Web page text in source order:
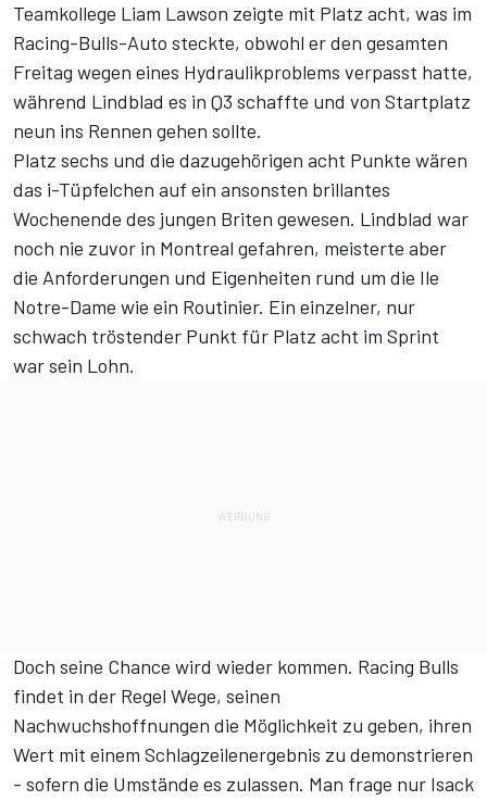
Teamkollege Liam Lawson zeigte mit Platz acht, was im
Racing-Bulls-Auto steckte, obwohl er den gesamten
Freitag wegen eines Hydraulikproblems verpasst hatte,
während Lindblad es in Q3 schaffte und von Startplatz
neun ins Rennen gehen sollte.
Platz sechs und die dazugehörigen acht Punkte wären
das i-Tüpfelchen auf ein ansonsten brillantes
Wochenende des jungen Briten gewesen. Lindblad war
noch nie zuvor in Montreal gefahren, meisterte aber
die Anforderungen und Eigenheiten rund um die Ile
Notre-Dame wie ein Routinier. Ein einzelner, nur
schwach tröstender Punkt für Platz acht im Sprint
war sein Lohn.
Doch seine Chance wird wieder kommen. Racing Bulls
findet in der Regel Wege, seinen
Nachwuchshoffnungen die Möglichkeit zu geben, ihren
Wert mit einem Schlagzeilenergebnis zu demonstrieren
- sofern die Umstände es zulassen. Man frage nur Isack